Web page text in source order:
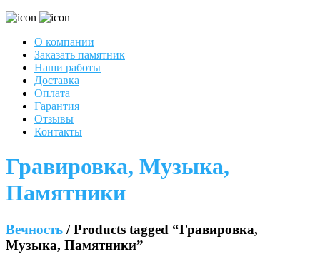
О компании
Заказать памятник
Наши работы
Доставка
Оплата
Гарантия
Отзывы
Контакты
Гравировка, Музыка,
Памятники
Вечность / Products tagged “Гравировка,
Музыка, Памятники”